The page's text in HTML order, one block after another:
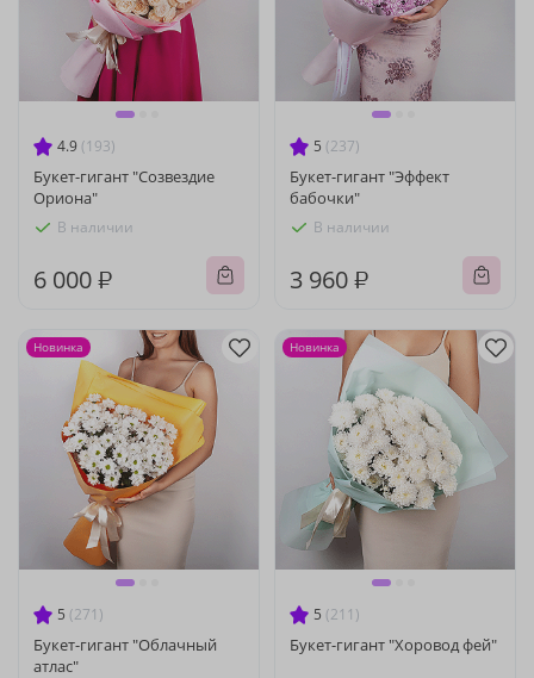
4.9 (193)
Букет-гигант "Созвездие
Ориона"
В наличии
6 000 ₽
5 (237)
Букет-гигант "Эффект
бабочки"
В наличии
3 960 ₽
5 (271)
Букет-гигант "Облачный
атлас"
Новинка
5 (211)
Букет-гигант "Хоровод фей"
Новинка